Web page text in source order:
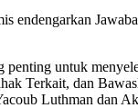
untuk
Terkait, dan
Luthman dan